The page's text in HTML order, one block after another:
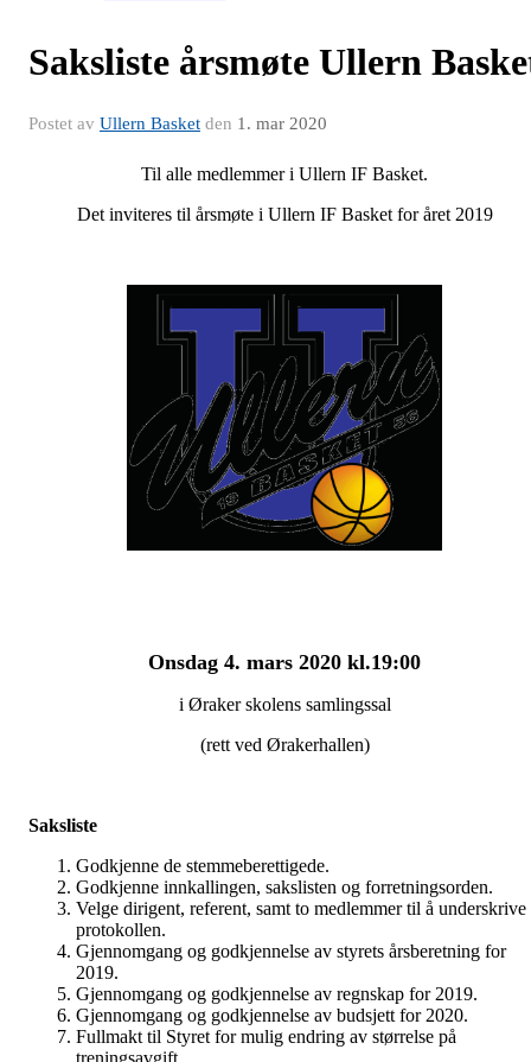
Saksliste årsmøte Ullern
Postet av Ullern Basket den 1. mar 2020
Til alle medlemmer i Ullern IF Basket.
Det inviteres til årsmøte i Ullern IF Basket for året 2019
Onsdag 4. mars 2020 kl.19:00
i Øraker skolens samlingssal
(rett ved Ørakerhallen)
Saksliste
Godkjenne de stemmeberettigede.
Godkjenne innkallingen, sakslisten og forretningsorden.
Velge dirigent, referent, samt to medlemmer til å underskrive
protokollen.
Gjennomgang og godkjennelse av styrets årsberetning for
2019.
Gjennomgang og godkjennelse av regnskap for 2019.
Gjennomgang og godkjennelse av budsjett for 2020.
Fullmakt til Styret for mulig endring av størrelse på
treningsavgift.